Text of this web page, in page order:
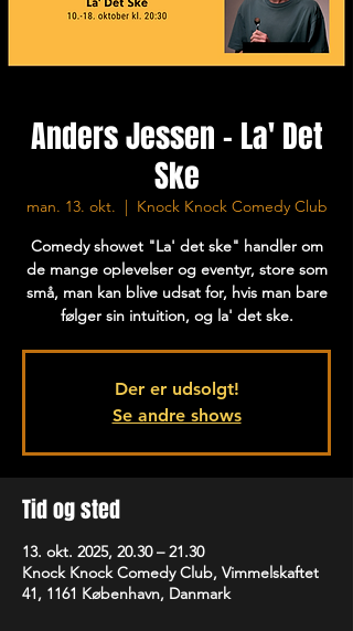
Anders Jessen - La' Det
Ske
man. 13. okt.
  |
Knock Knock Comedy Club
Comedy showet "La' det ske" handler om
de mange oplevelser og eventyr, store som
små, man kan blive udsat for, hvis man bare
følger sin intuition, og la' det ske.
Der er udsolgt!
Se andre shows
Tid og sted
13. okt. 2025, 20.30 – 21.30
Knock Knock Comedy Club, Vimmelskaftet
41, 1161 København, Danmark